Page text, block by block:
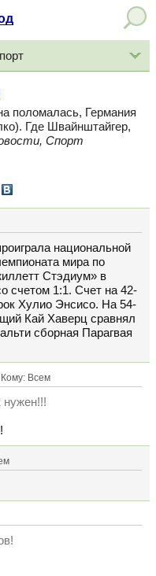
поломалась, Германия
Где Швайнштайгер,
Спорт
национальной
мира по
Стэдиум» в
счетом 1:1. Счет на 42-
Хулио Энсисо. На 54-
Кай Хаверц сравнял
сборная Парагвая
Кому: Всем
нужен!!!